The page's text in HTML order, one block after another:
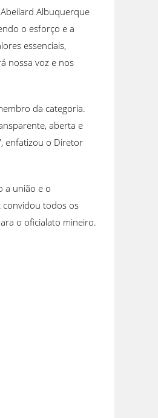
Albuquerque
o esforço e a
essenciais,
nossa voz e nos
da categoria.
aberta e
enfatizou o Diretor
a união e o
convidou todos os
o oficialato mineiro.